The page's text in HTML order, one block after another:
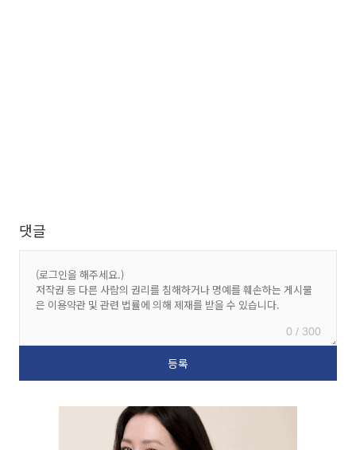
댓글
0 / 300